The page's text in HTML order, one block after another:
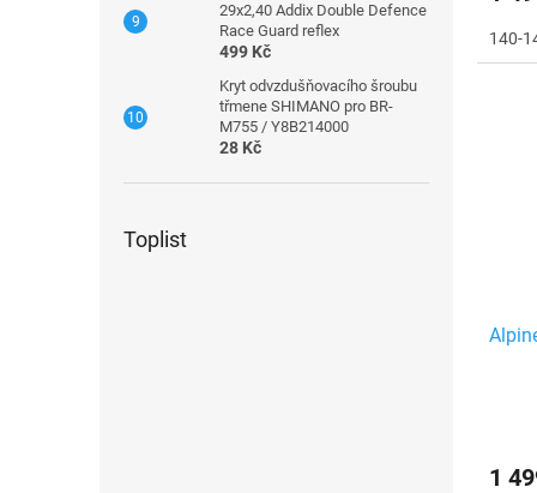
29x2,40 Addix Double Defence
Race Guard reflex
499 Kč
Kryt odvzdušňovacího šroubu
třmene SHIMANO pro BR-
M755 / Y8B214000
28 Kč
Toplist
140-
1